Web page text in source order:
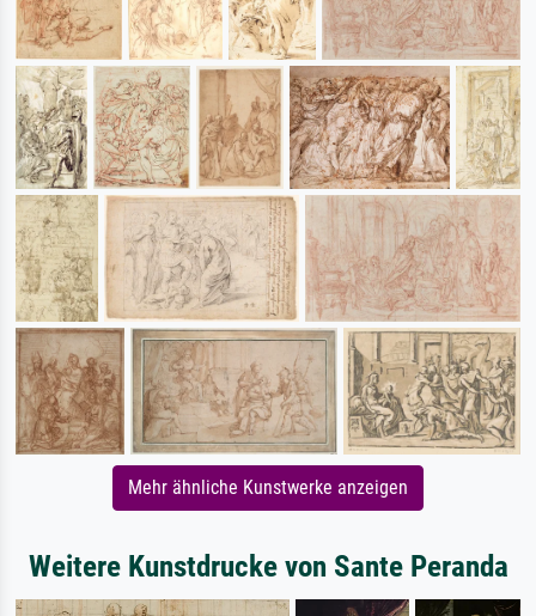
Mehr ähnliche Kunstwerke anzeigen
Weitere Kunstdrucke von Sante Peranda